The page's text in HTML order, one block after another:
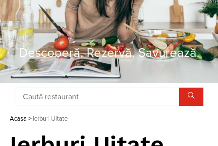
Descoperă. Rezervă. Savurează.
Acasa > Ierburi Uitate